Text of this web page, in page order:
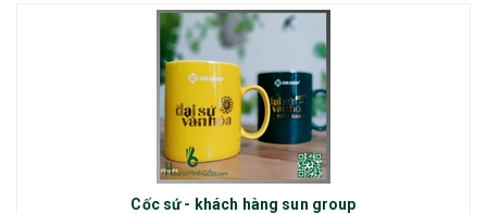
Cốc sứ - khách hàng sun group